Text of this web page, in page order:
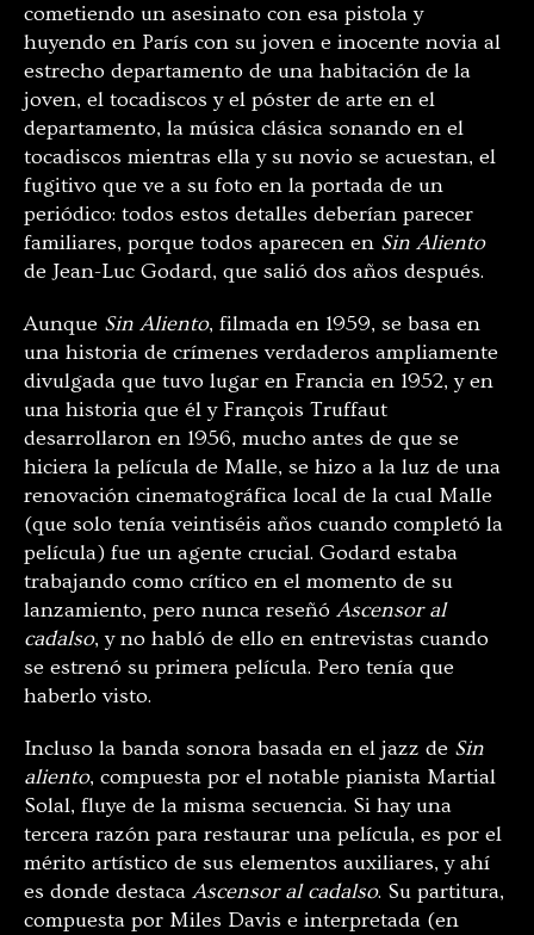
cometiendo un asesinato con esa pistola y
huyendo en París con su joven e inocente novia al
estrecho departamento de una habitación de la
joven, el tocadiscos y el póster de arte en el
departamento, la música clásica sonando en el
tocadiscos mientras ella y su novio se acuestan, el
fugitivo que ve a su foto en la portada de un
periódico: todos estos detalles deberían parecer
familiares, porque todos aparecen en Sin Aliento
de Jean-Luc Godard, que salió dos años después.
Aunque Sin Aliento, filmada en 1959, se basa en
una historia de crímenes verdaderos ampliamente
divulgada que tuvo lugar en Francia en 1952, y en
una historia que él y François Truffaut
desarrollaron en 1956, mucho antes de que se
hiciera la película de Malle, se hizo a la luz de una
renovación cinematográfica local de la cual Malle
(que solo tenía veintiséis años cuando completó la
película) fue un agente crucial. Godard estaba
trabajando como crítico en el momento de su
lanzamiento, pero nunca reseñó Ascensor al
cadalso, y no habló de ello en entrevistas cuando
se estrenó su primera película. Pero tenía que
haberlo visto.
Incluso la banda sonora basada en el jazz de Sin
aliento, compuesta por el notable pianista Martial
Solal, fluye de la misma secuencia. Si hay una
tercera razón para restaurar una película, es por el
mérito artístico de sus elementos auxiliares, y ahí
es donde destaca Ascensor al cadalso. Su partitura,
compuesta por Miles Davis e interpretada (en